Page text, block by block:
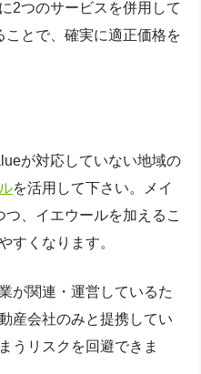
2つのサービスを併用して
とで、確実に適正価格を
が対応していない地域の
を活用して下さい。メイ
、イエウールを加えるこ
すくなります。
が関連・運営しているた
産会社のみと提携してい
うリスクを回避できま